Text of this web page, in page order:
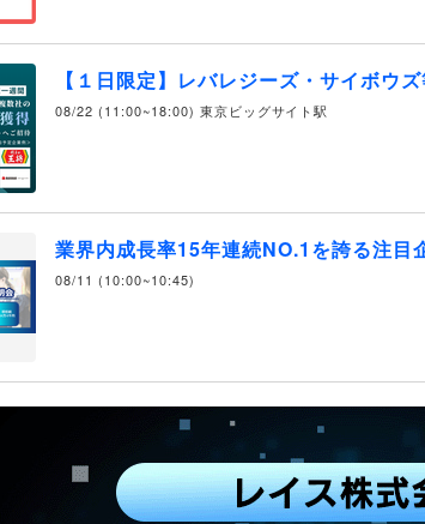
【１日限定】レバレジーズ・サイボウ
08/22 (11:00~18:00) 東京ビッグサイト駅
業界内成長率15年連続NO.1を誇る注目
08/11 (10:00~10:45)